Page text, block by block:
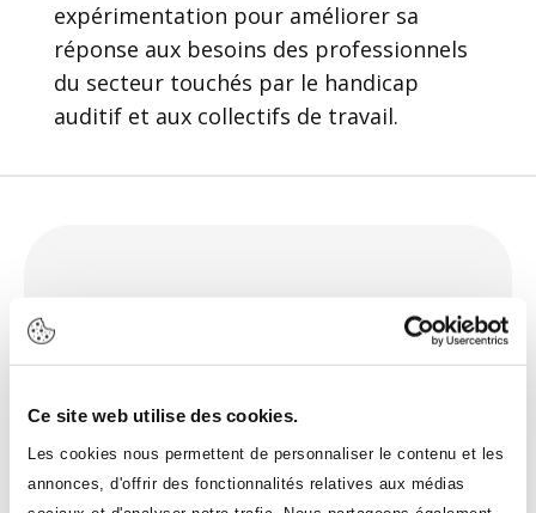
Ce site web utilise des cookies.
Les cookies nous permettent de personnaliser le contenu et les
annonces, d'offrir des fonctionnalités relatives aux médias
expérimentation pour améliorer sa
réponse aux besoins des professionnels
du secteur touchés par le handicap
auditif et aux collectifs de travail.
Le programme
OETH x Insufflo
Ce programme est dédié au secteur pour
l’emploi des personnes sourdes ou